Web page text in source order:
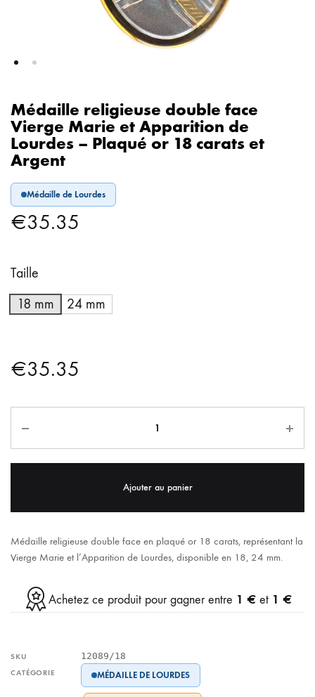
Médaille religieuse double face
Vierge Marie et Apparition de
Lourdes – Plaqué or 18 carats et
Argent
Médaille de Lourdes
€35.35
Taille
18 mm
24 mm
€35.35
Ajouter au panier
Médaille religieuse double face en plaqué or 18 carats, représentant la
Vierge Marie et l’Apparition de Lourdes, disponible en 18, 24 mm.
Achetez ce produit pour gagner entre 1 € et 1 €
SKU 12089/18
CATÉGORIE MÉDAILLE DE LOURDES